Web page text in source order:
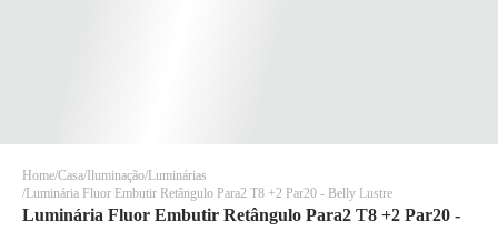
Home Casa Iluminação Luminárias
Luminária Fluor Embutir Retângulo Para2 T8 +2 Par20 - Belly Lustre
Luminária Fluor Embutir Retângulo Para2 T8 +2 Par20 -